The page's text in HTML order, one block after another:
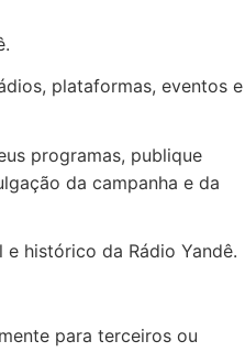
plataformas, eventos e
programas, publique
da campanha e da
histórico da Rádio Yandê.
para terceiros ou